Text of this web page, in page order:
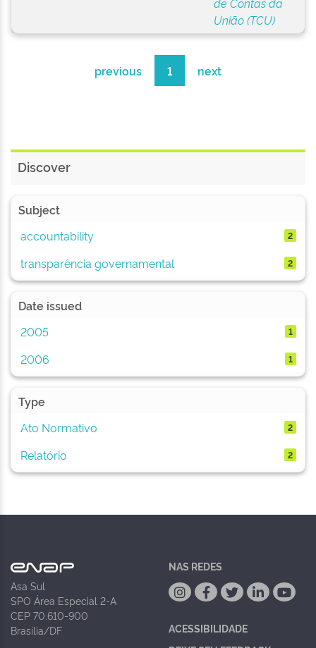
União (TCU)
previous 1 next
Discover
Subject
accountability
2
transparência governamental 2
Date issued
2005
1
2006 1
Type
Ato Normativo
2
Relatório 2
Asa Sul
SPO Área Especial 2-A
CEP 70.610-900
Brasília/DF
NAS REDES
ACESSIBILIDADE